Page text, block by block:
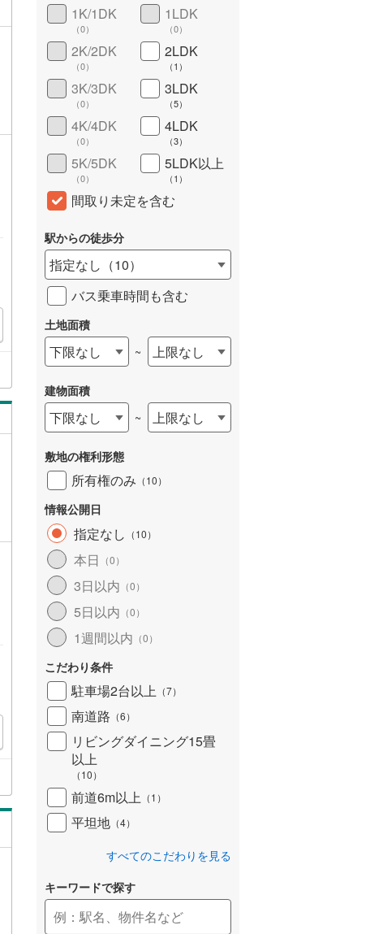
1K/1DK
（0）
1LDK
（0）
2K/2DK
（0）
2LDK
（1 ）
3K/3DK
（0）
3LDK
（5）
4K/4DK
（0）
4LDK
（3）
5K/5DK
（0）
5LDK以上
（1 ）
間取り未定を含む
駅からの徒歩分
指定なし （10）
バス乗車時間も含む
土地面積
下限なし ~ 上限なし
建物面積
下限なし ~ 上限なし
敷地の権利形態
所有権のみ （10）
情報公開日
指定なし （10）
本日 （0）
3日以内 （0）
5日以内 （0）
1週間以内 （0）
こだわり条件
駐車場2台以上 （7）
南道路 （6）
リビングダイニング15畳
以上
（10）
前道6m以上 （1 ）
平坦地 （4）
すべてのこだわりを見る
キーワードで探す